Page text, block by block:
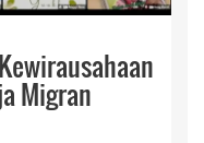
Migran